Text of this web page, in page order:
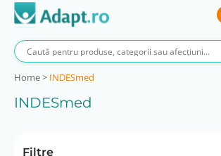
Home> INDESmed
INDESmed
Filtre